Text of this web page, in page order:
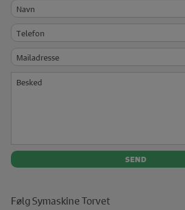
Navn
Telefon
Mailadresse
Besked
Følg Symaskine Torvet